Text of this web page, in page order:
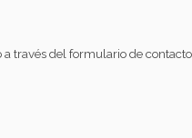
través del formulario de